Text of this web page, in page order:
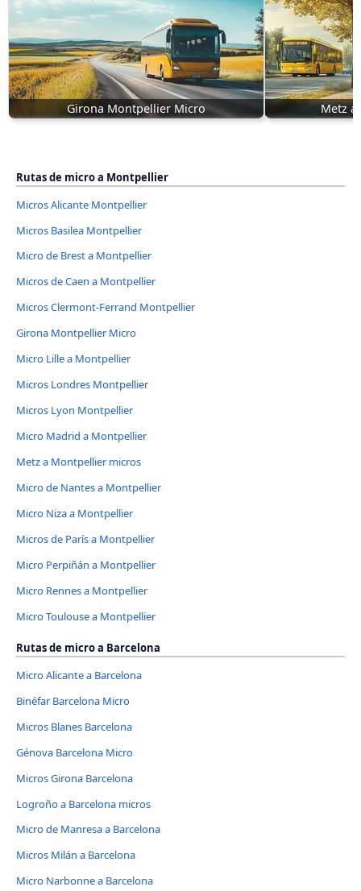
Girona Montpellier Micro Metz
Rutas de micro a Montpellier
Micros Alicante Montpellier
Micros Basilea Montpellier
Micro de Brest a Montpellier
Micros de Caen a Montpellier
Micros Clermont-Ferrand Montpellier
Girona Montpellier Micro
Micro Lille a Montpellier
Micros Londres Montpellier
Micros Lyon Montpellier
Micro Madrid a Montpellier
Metz a Montpellier micros
Micro de Nantes a Montpellier
Micro Niza a Montpellier
Micros de París a Montpellier
Micro Perpiñán a Montpellier
Micro Rennes a Montpellier
Micro Toulouse a Montpellier
Rutas de micro a Barcelona
Micro Alicante a Barcelona
Binéfar Barcelona Micro
Micros Blanes Barcelona
Génova Barcelona Micro
Micros Girona Barcelona
Logroño a Barcelona micros
Micro de Manresa a Barcelona
Micros Milán a Barcelona
Micro Narbonne a Barcelona